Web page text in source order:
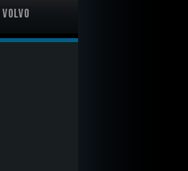
Volvo